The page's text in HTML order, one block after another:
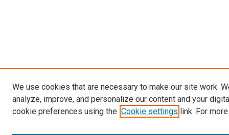
We use cookies that are necessary to make our site work.
analyze, improve, and personalize our content and your
cookie preferences using the Cookie settings link. For